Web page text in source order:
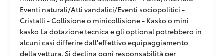
Eventi naturali/Atti vandalici/Eventi sociopolitici -
Cristalli - Collisione o minicollisione - Kasko o mini
kasko La dotazione tecnica e gli optional potrebbero in
alcuni casi differire dall'effettivo equipaggiamento
della vettura. Si declina ogni responsabilità per